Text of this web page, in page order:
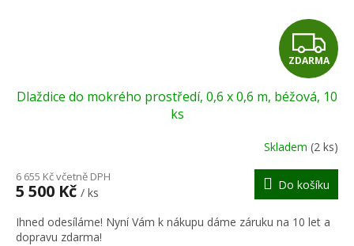
Z
D
A
R
M
A
ZDARMA
Dlaždice do mokrého prostředí, 0,6 x 0,6 m, béžová, 10
ks
Skladem (2 ks)
6 655 Kč včetně DPH
5 500 Kč / ks
Do košíku
Ihned odesíláme! Nyní Vám k nákupu dáme záruku na 10 let a
dopravu zdarma!